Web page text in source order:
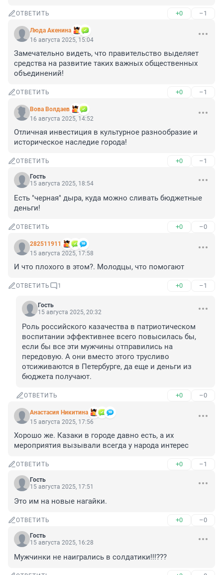
ОТВЕТИТЬ +0 –1
Люда Акенина
16 августа 2025, 15:04
Замечательно видеть, что правительство выделяет
средства на развитие таких важных общественных
объединений!
ОТВЕТИТЬ +0 –1
Вова Волдаев
16 августа 2025, 14:52
Отличная инвестиция в культурное разнообразие и
историческое наследие города!
ОТВЕТИТЬ +0 –1
Гость
15 августа 2025, 18:54
Есть "черная" дыра, куда можно сливать бюджетные
деньги!
ОТВЕТИТЬ +0 –0
282511911
15 августа 2025, 17:58
И что плохого в этом?. Молодцы, что помогают
ОТВЕТИТЬ 1 +0 –1
Гость
15 августа 2025, 20:32
Роль российского казачества в патриотическом
воспитании эффективнее всего повысилась бы,
если бы все эти мужчины отправились на
передовую. А они вместо этого трусливо
отсиживаются в Петербурге, да еще и деньги из
бюджета получают.
ОТВЕТИТЬ +0 –0
Анастасия Никитина
15 августа 2025, 17:56
Хорошо же. Казаки в городе давно есть, а их
мероприятия вызывали всегда у народа интерес
ОТВЕТИТЬ +0 –1
Гость
15 августа 2025, 17:51
Это им на новые нагайки.
ОТВЕТИТЬ +0 –0
Гость
15 августа 2025, 16:28
Мужчинки не наигрались в солдатики!!!???